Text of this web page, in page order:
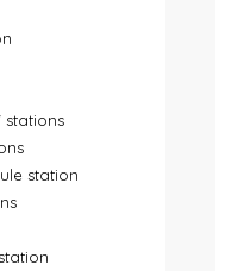
stations
station